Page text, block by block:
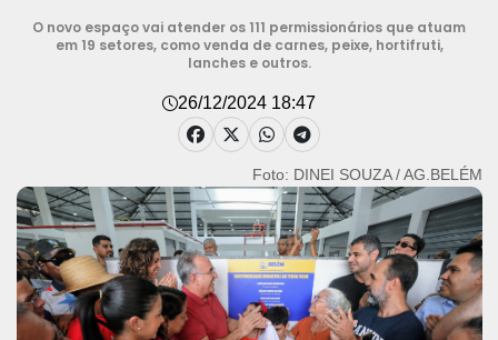
O novo espaço vai atender os 111 permissionários que atuam
em 19 setores, como venda de carnes, peixe, hortifruti,
lanches e outros.
26/12/2024 18:47
Foto: DINEI SOUZA / AG.BELÉM